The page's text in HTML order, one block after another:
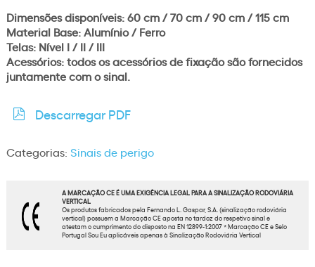
Dimensões disponíveis: 60 cm / 70 cm / 90 cm / 115 cm
Material Base: Alumínio / Ferro
Telas: Nível I / II / III
Acessórios: todos os acessórios de fixação são fornecidos
juntamente com o sinal.
Descarregar PDF
Categorias: Sinais de perigo
A MARCAÇÃO CE É UMA EXIGÊNCIA LEGAL PARA A SINALIZAÇÃO RODOVIÁRIA
VERTICAL
Os produtos fabricados pela Fernando L. Gaspar, S.A. (sinalização rodoviária
vertical) possuem a Marcação CE aposta no tardoz do respetivo sinal e
atestam o cumprimento do disposto na EN 12899-1:2007 * Marcação CE e Selo
Portugal Sou Eu aplicáveis apenas à Sinalização Rodoviária Vertical